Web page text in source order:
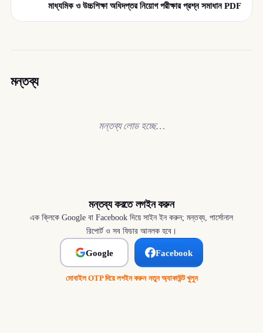
মাধ্যমিক ও উচ্চশিক্ষা অধিদপ্তর নিয়োগ পরীক্ষার প্রশ্ন সমাধান PDF
মন্তব্য
মন্তব্য লোড হচ্ছে…
মন্তব্য করতে লগইন করুন
এক ক্লিকে Google বা Facebook দিয়ে সাইন ইন করুন; মন্তব্য, পার্সোনাল
রিপোর্ট ও সব ফিচার আনলক হবে।
Google Facebook
মোবাইল OTP দিয়ে লগইন করুন·নতুন অ্যাকাউন্ট খুলুন